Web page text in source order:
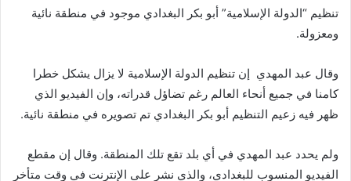
تنظيم “الدولة الإسلامية” أبو بكر البغدادي موجود في منطقة نائية
ومعزولة.
وقال عبد المهدي إن تنظيم الدولة الإسلامية لا يزال يشكل خطرا
كامنا في جميع أنحاء العالم رغم تضاؤل قدراته، وإن الفيديو الذي
ظهر فيه زعيم التنظيم أبو بكر البغدادي تم تصويره في منطقة نائية.
ولم يحدد عبد المهدي في أي بلد تقع تلك المنطقة. وقال إن مقطع
الفيديو المنسوب للبغدادي، والذي نشر على الإنترنت في وقت متأخر